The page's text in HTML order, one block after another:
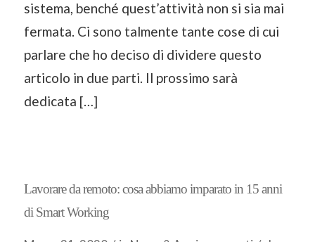
sistema, benché quest’attività non si sia mai
fermata. Ci sono talmente tante cose di cui
parlare che ho deciso di dividere questo
articolo in due parti. Il prossimo sarà
dedicata […]
Lavorare da remoto: cosa abbiamo imparato in 15 anni
di Smart Working